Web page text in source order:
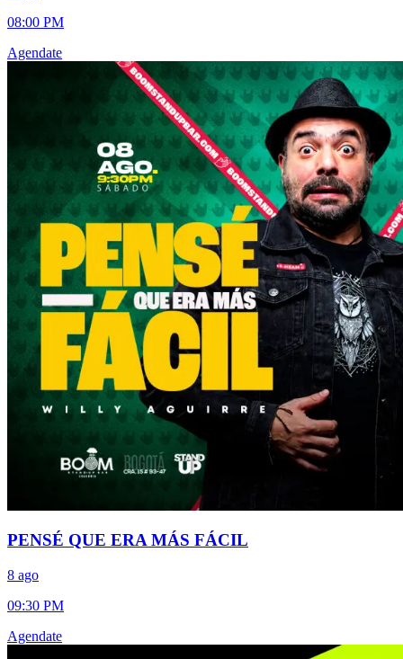
08:00 PM
Agendate
PENSÉ QUE ERA MÁS FÁCIL
8 ago
09:30 PM
Agendate